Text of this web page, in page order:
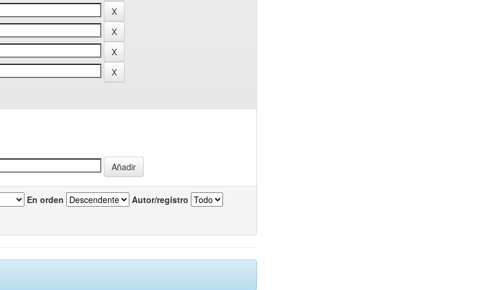
En orden Autor/registro